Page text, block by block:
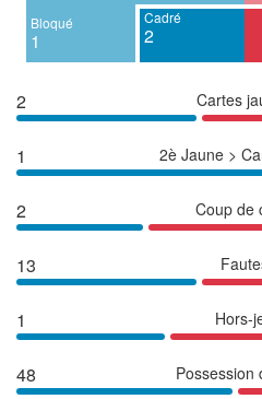
Bloqué
1
Cadré
2
2 Cartes
1 2è Jaune >
2 Coup de
13
1 Hors-
48 Possession